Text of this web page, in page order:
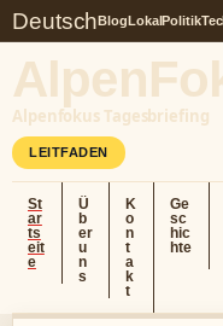
DeutschBlogLokalPolitik
Alpenfokus Tagesbriefing
LEITFADEN
St
ar
ts
eit
e
Ü
b
er
u
n
s
K
o
n
t
a
k
t
Ge
sc
hic
hte